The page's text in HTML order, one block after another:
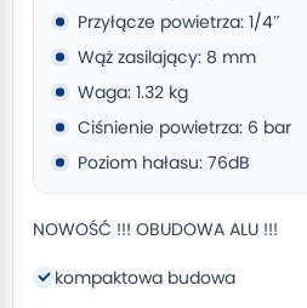
Przyłącze powietrza: 1/4″
Wąż zasilający: 8 mm
Waga: 1.32 kg
Ciśnienie powietrza: 6 bar
Poziom hałasu: 76dB
NOWOŚĆ !!! OBUDOWA ALU !!!
kompaktowa budowa